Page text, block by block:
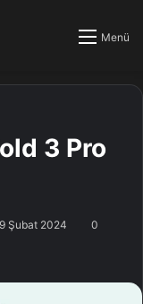
Menü
3 Pro
9 Şubat 2024 0